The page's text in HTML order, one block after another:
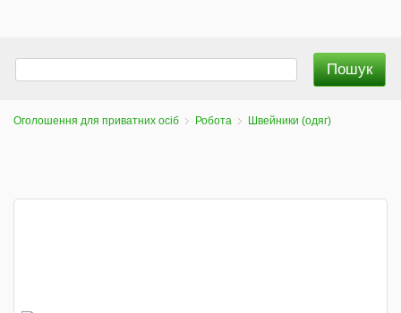
Оголошення для приватних осіб Робота Швейники (одяг)